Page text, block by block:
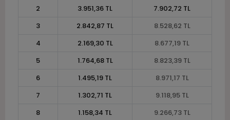
2 3.951,36 TL
7.902,72 TL
3
2.842,87 TL
8.528,62 TL
4
2.169,30 TL
8.677,19 TL
5
1.764,68 TL
8.823,39 TL
6
1.495,19 TL
8.971,17 TL
7
1.302,71 TL
9.118,95 TL
8
1.158,34 TL
9.266,73 TL